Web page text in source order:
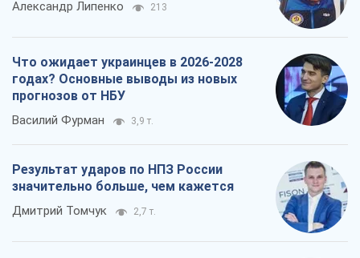
Александр Липенко 213
Что ожидает украинцев в 2026-2028
годах? Основные выводы из новых
прогнозов от НБУ
Василий Фурман 3,9 т.
Результат ударов по НПЗ России
значительно больше, чем кажется
Дмитрий Томчук 2,7 т.